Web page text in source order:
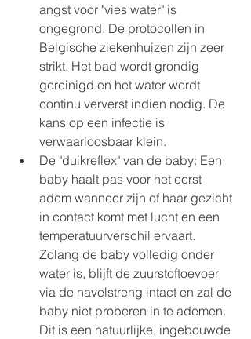
angst voor "vies water" is
ongegrond. De protocollen in
Belgische ziekenhuizen zijn zeer
strikt. Het bad wordt grondig
gereinigd en het water wordt
continu ververst indien nodig. De
kans op een infectie is
verwaarloosbaar klein.
De "duikreflex" van de baby: Een
baby haalt pas voor het eerst
adem wanneer zijn of haar gezicht
in contact komt met lucht en een
temperatuurverschil ervaart.
Zolang de baby volledig onder
water is, blijft de zuurstoftoevoer
via de navelstreng intact en zal de
baby niet proberen in te ademen.
Dit is een natuurlijke, ingebouwde